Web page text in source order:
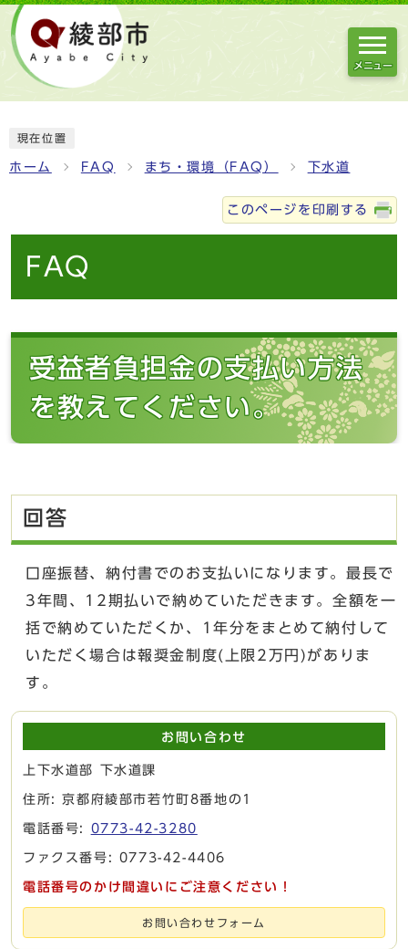
メニュー
現在位置
ホーム FAQ まち・環境（FAQ） 下水道
このページを印刷する
FAQ
受益者負担金の支払い方法
を教えてください。
回答
口座振替、納付書でのお支払いになります。最長で
3年間、12期払いで納めていただきます。全額を一
括で納めていただくか、1年分をまとめて納付して
いただく場合は報奨金制度(上限2万円)がありま
す。
お問い合わせ
上下水道部 下水道課
住所: 京都府綾部市若竹町8番地の1
電話番号: 0773-42-3280
ファクス番号: 0773-42-4406
電話番号のかけ間違いにご注意ください！
お問い合わせフォーム